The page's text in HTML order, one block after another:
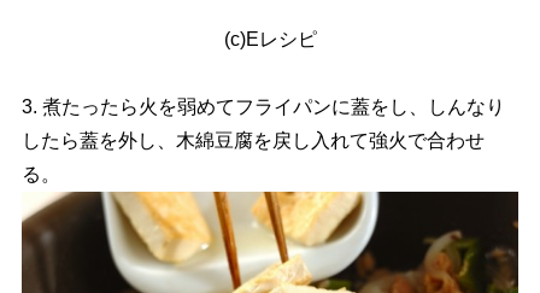
(c)Eレシピ
3. 煮たったら火を弱めてフライパンに蓋をし、しんなり
したら蓋を外し、木綿豆腐を戻し入れて強火で合わせ
る。